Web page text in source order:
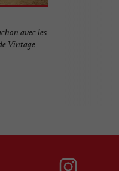
avec les
Vintage